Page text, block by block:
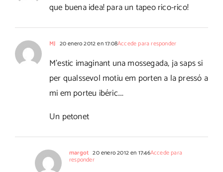
que buena idea! para un tapeo rico-rico!
MJ 20 enero 2012 en 17:08Accede para responder
M'estic imaginant una mossegada, ja saps si
per qualssevol motiu em porten a la pressó a
mi em porteu ibéric….
Un petonet
margot 20 enero 2012 en 17:46Accede para
responder